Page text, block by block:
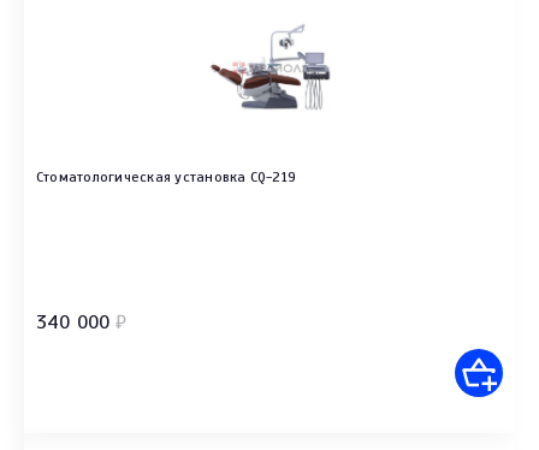
Стоматологическая установка CQ-219
340 000 ₽